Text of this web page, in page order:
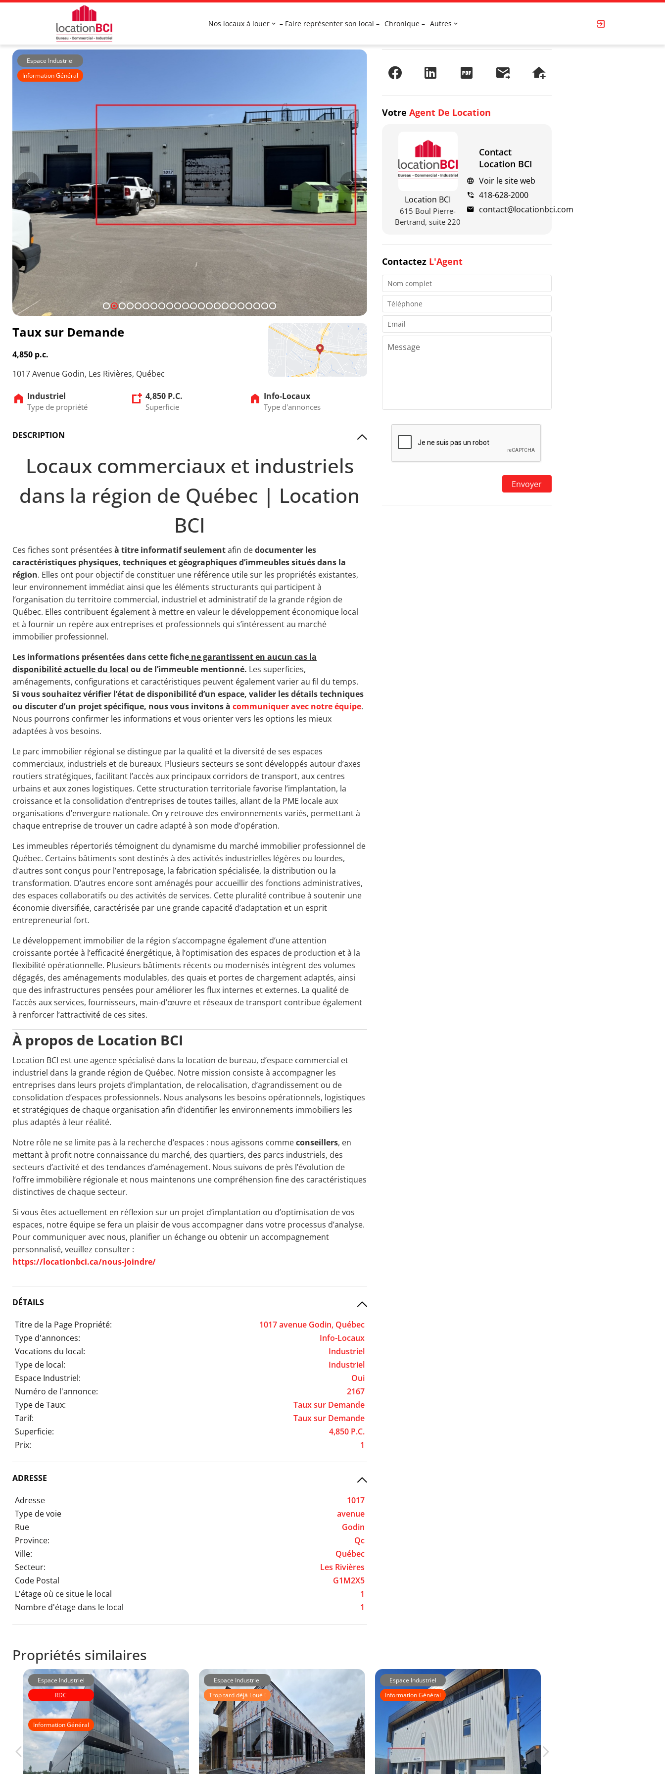
Nos locaux à louer – Faire représenter son local – Chronique – Autres
1 2 3 4 5 6 7 8 910111213141516171819202122
Espace Industriel
Information Général
Taux sur Demande
4,850 p.c.
1017 Avenue Godin, Les Rivières, Québec
Industriel
Type de propriété
4,850 P.C.
Superficie
Info-Locaux
Type d'annonces
DESCRIPTION
Locaux commerciaux et industriels
dans la région de Québec | Location
BCI
Ces fiches sont présentées à titre informatif seulementafin dedocumenter les
caractéristiques physiques, techniques et géographiques d’immeubles situés dans la
région. Elles ont pour objectif de constituer une référence utile sur les propriétés existantes,
leur environnement immédiat ainsi que les éléments structurants qui participent à
l’organisation du territoire commercial, industriel et administratif de la grande région de
Québec. Elles contribuent également à mettre en valeur le développement économique local
et à fournir un repère aux entreprises et professionnels qui s’intéressent au marché
immobilier professionnel.
Les informations présentées dans cette fiche ne garantissent en aucun cas la
disponibilité actuelle du local ou de l’immeuble mentionné. Les superficies,
aménagements, configurations et caractéristiques peuvent également varier au fil du temps.
Si vous souhaitez vérifier l’état de disponibilité d’un espace, valider les détails techniques
ou discuter d’un projet spécifique, nous vous invitons à communiquer avec notre équipe.
Nous pourrons confirmer les informations et vous orienter vers les options les mieux
adaptées à vos besoins.
Le parc immobilier régional se distingue par la qualité et la diversité de ses espaces
commerciaux, industriels et de bureaux. Plusieurs secteurs se sont développés autour d’axes
routiers stratégiques, facilitant l’accès aux principaux corridors de transport, aux centres
urbains et aux zones logistiques. Cette structuration territoriale favorise l’implantation, la
croissance et la consolidation d’entreprises de toutes tailles, allant de la PME locale aux
organisations d’envergure nationale. On y retrouve des environnements variés, permettant à
chaque entreprise de trouver un cadre adapté à son mode d’opération.
Les immeubles répertoriés témoignent du dynamisme du marché immobilier professionnel de
Québec. Certains bâtiments sont destinés à des activités industrielles légères ou lourdes,
d’autres sont conçus pour l’entreposage, la fabrication spécialisée, la distribution ou la
transformation. D’autres encore sont aménagés pour accueillir des fonctions administratives,
des espaces collaboratifs ou des activités de services. Cette pluralité contribue à soutenir une
économie diversifiée, caractérisée par une grande capacité d’adaptation et un esprit
entrepreneurial fort.
Le développement immobilier de la région s’accompagne également d’une attention
croissante portée à l’efficacité énergétique, à l’optimisation des espaces de production et à la
flexibilité opérationnelle. Plusieurs bâtiments récents ou modernisés intègrent des volumes
dégagés, des aménagements modulables, des quais et portes de chargement adaptés, ainsi
que des infrastructures pensées pour améliorer les flux internes et externes. La qualité de
l’accès aux services, fournisseurs, main-d’œuvre et réseaux de transport contribue également
à renforcer l’attractivité de ces sites.
À propos de Location BCI
Location BCI est une agence spécialisé dans la location de bureau, d’espace commercial et
industriel dans la grande région de Québec. Notre mission consiste à accompagner les
entreprises dans leurs projets d’implantation, de relocalisation, d’agrandissement ou de
consolidation d’espaces professionnels. Nous analysons les besoins opérationnels, logistiques
et stratégiques de chaque organisation afin d’identifier les environnements immobiliers les
plus adaptés à leur réalité.
Notre rôle ne se limite pas à la recherche d’espaces : nous agissons commeconseillers, en
mettant à profit notre connaissance du marché, des quartiers, des parcs industriels, des
secteurs d’activité et des tendances d’aménagement. Nous suivons de près l’évolution de
l’offre immobilière régionale et nous maintenons une compréhension fine des caractéristiques
distinctives de chaque secteur.
Si vous êtes actuellement en réflexion sur un projet d’implantation ou d’optimisation de vos
espaces, notre équipe se fera un plaisir de vous accompagner dans votre processus d’analyse.
Pour communiquer avec nous, planifier un échange ou obtenir un accompagnement
personnalisé, veuillez consulter :
https://locationbci.ca/nous-joindre/
DÉTAILS
Titre de la Page Propriété:
1017 avenue Godin, Québec
Type d'annonces:
Info-Locaux
Vocations du local:
Industriel
Type de local:
Industriel
Espace Industriel:
Oui
Numéro de l'annonce:
2167
Type de Taux:
Taux sur Demande
Tarif:
Taux sur Demande
Superficie:
4,850 P.C.
Prix:
1
ADRESSE
Adresse
1017
Type de voie
avenue
Rue
Godin
Province:
Qc
Ville:
Québec
Secteur:
Les Rivières
Code Postal
G1M2X5
L'étage où ce situe le local
1
Nombre d'étage dans le local
1
Votre Agent De Location
Location BCI
615 Boul Pierre-
Bertrand, suite 220
Contact
Location BCI
Voir le site web
418-628-2000
contact@locationbci.com
ContactezL'Agent
Propriétés similaires
Espace Industriel
RDC
Immeubles Laberge
Information Général
Espace Industriel
Trop tard déjà Loué !
Espace Industriel
Information Général